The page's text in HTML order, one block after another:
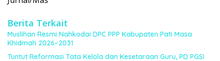
Berita Terkait
Muslihan Resmi Nahkodai DPC PPP Kabupaten Pati Masa
Khidmah 2026–2031
Tuntut Reformasi Tata Kelola dan Kesetaraan Guru, PD PGSI